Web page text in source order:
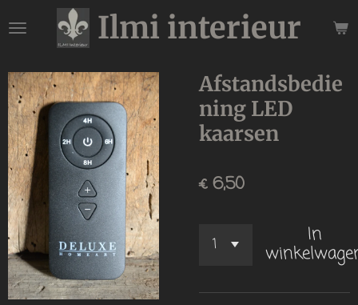
direct
de
hoofdinhoud
Ilmi interieur
Afstandsbedie
ning LED
kaarsen
€ 6,50
In